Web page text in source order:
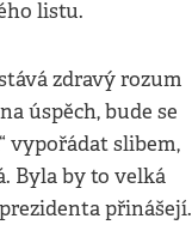
listu.
zdravý rozum
úspěch, bude se
vypořádat slibem,
Byla by to velká
přinášejí.